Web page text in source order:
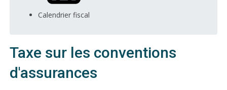
Calendrier fiscal
Taxe sur les conventions
d'assurances